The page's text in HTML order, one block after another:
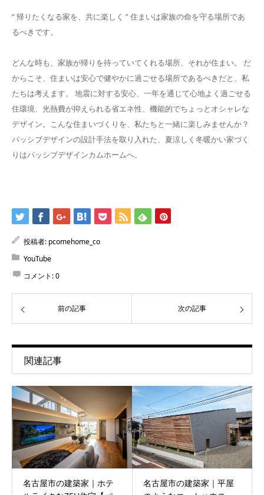
“ 帰りたくなる家を、共に楽しく ” 住まいは家族の命を守る場所であ
るべきです。
どんな時も、家族が帰りを待っていてくれる場所、それが住まい。 だ
からこそ、住まいは安心で健やかに過ごせる場所であるべきだと、私
たちは考えます。 地震に対する安心、一年を通じて心地よく過ごせる
住環境、光熱費が抑えられる省エネ性、機能的でちょっとオシャレな
デザイン。こんな住まいづくりを、私たちと一緒に楽しみませんか？
パッシブデザインの設計手法を取り入れた、夏涼しく冬暖かい家づく
りはパッシブデザインカムホームへ。
投稿者: pcomehome_co
YouTube
コメント:0
前の記事 次の記事
関連記事
名古屋市の建築家｜ホテ
名古屋市の建築家｜平屋